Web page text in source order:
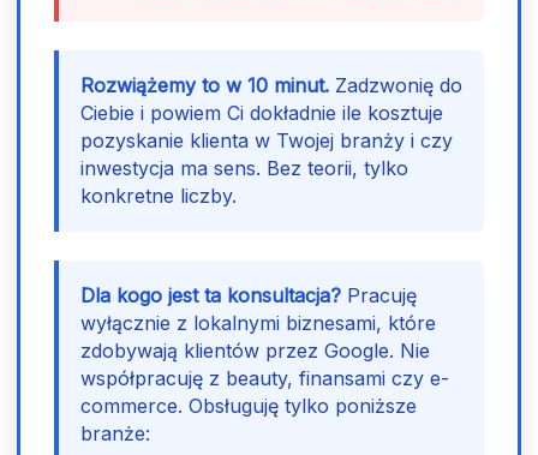
Rozwiążemy to w 10 minut. Zadzwonię do
Ciebie i powiem Ci dokładnie ile kosztuje
pozyskanie klienta w Twojej branży i czy
inwestycja ma sens. Bez teorii, tylko
konkretne liczby.
Dla kogo jest ta konsultacja? Pracuję
wyłącznie z lokalnymi biznesami, które
zdobywają klientów przez Google. Nie
współpracuję z beauty, finansami czy e-
commerce. Obsługuję tylko poniższe
branże: